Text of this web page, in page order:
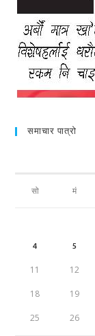
समाचार पात्रो
सो मं
4
5
11 12
18 19
25 26